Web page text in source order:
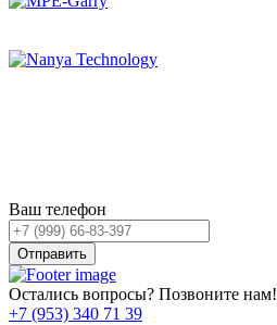
Ваш телефон
Отправить
Остались вопросы? Позвоните нам!
+7 (953) 340 71 39